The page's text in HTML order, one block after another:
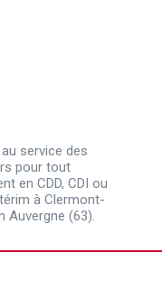
service des
pour tout
en CDD, CDI ou
à Clermont-
Auvergne (63).